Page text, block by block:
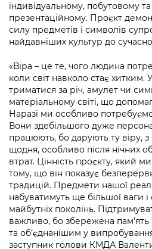
Підприємства, установи,
Kyiv International Relations
Гендерна політика
Безбар'єрність
Київська міська військова
Портал Захисників та
Безбар'єрність
Портал послуг
Міський застосунок Київ
Важливе під час воєнного
Уряд» – місцевий рівень»
Важливе під час воєнного
Про відкриті дані
Портал даних Києва
Публічні дашборди
індивідуальному, побутовому
презентаційному. Проєкт
силу предметів і символів
найдавніших культур до
«Віра – це те, чого людина
коли світ навколо стає хитким.
триматися за річ, амулет чи
матеріальному світі, що
Наразі ми особливо
Вони здебільшого дуже
працюють, бо дарують ту віру,
щодня, особливо після нічних
втрат. Цінність проєкту, який
тому, що він показує
традицій. Предмети нашої
набуватимуть ще більшої ваги
майбутніх поколінь.
важливо, бо збережена
та об’єднанішим у
заступник голови КМДА